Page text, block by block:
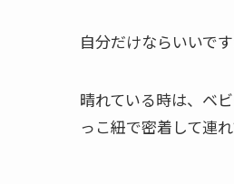
自分だけならいいで
晴れている時は、ベ
っこ紐で密着して連